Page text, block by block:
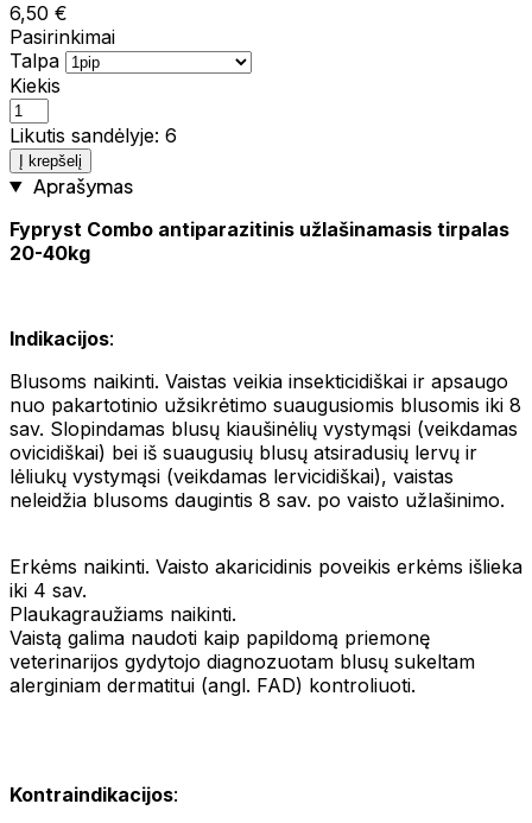
6,50 €
Pasirinkimai
Talpa
Kiekis
Likutis sandėlyje: 6
Į krepšelį
Aprašymas
Fypryst Combo antiparazitinis užlašinamasis tirpalas
20-40kg
Indikacijos:
Blusoms naikinti. Vaistas veikia insekticidiškai ir apsaugo
nuo pakartotinio užsikrėtimo suaugusiomis blusomis iki 8
sav. Slopindamas blusų kiaušinėlių vystymąsi (veikdamas
ovicidiškai) bei iš suaugusių blusų atsiradusių lervų ir
lėliukų vystymąsi (veikdamas lervicidiškai), vaistas
neleidžia blusoms daugintis 8 sav. po vaisto užlašinimo.
Erkėms naikinti. Vaisto akaricidinis poveikis erkėms išlieka
iki 4 sav.
Plaukagraužiams naikinti.
Vaistą galima naudoti kaip papildomą priemonę
veterinarijos gydytojo diagnozuotam blusų sukeltam
alerginiam dermatitui (angl. FAD) kontroliuoti.
Kontraindikacijos: